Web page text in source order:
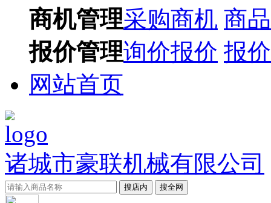
商机管理采购商机 商
报价管理询价报价 报
网站首页
诸城市豪联机械有限公司
搜店内 搜全网